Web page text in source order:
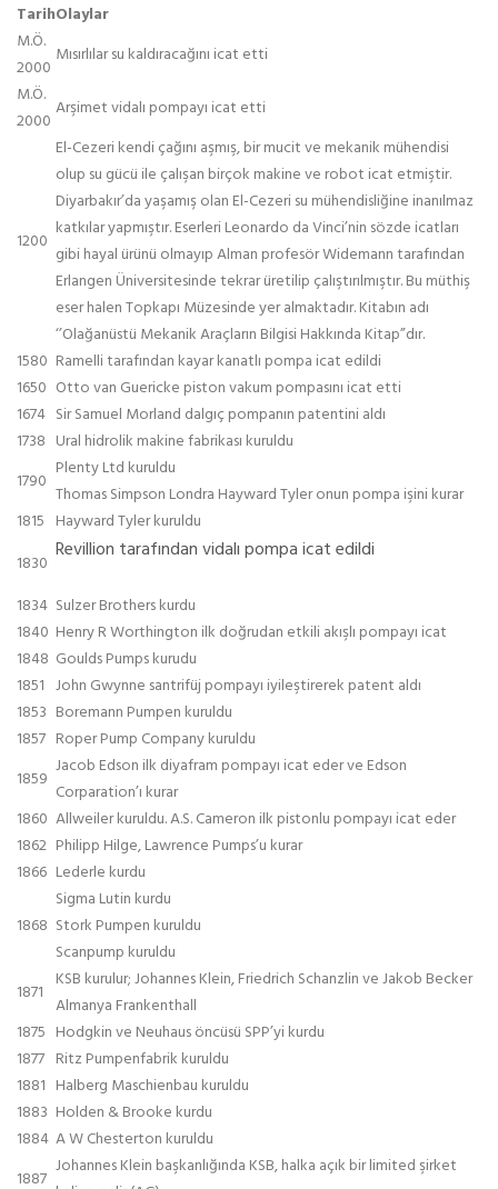
TarihOlaylar
M.Ö.
2000
Mısırlılar su kaldıracağını icat etti
M.Ö.
2000
Arşimet vidalı pompayı icat etti
1200
El-Cezeri kendi çağını aşmış, bir mucit ve mekanik mühendisi
olup su gücü ile çalışan birçok makine ve robot icat etmiştir.
Diyarbakır’da yaşamış olan El-Cezeri su mühendisliğine inanılmaz
katkılar yapmıştır. Eserleri Leonardo da Vinci’nin sözde icatları
gibi hayal ürünü olmayıp Alman profesör Widemann tarafından
Erlangen Üniversitesinde tekrar üretilip çalıştırılmıştır. Bu müthiş
eser halen Topkapı Müzesinde yer almaktadır. Kitabın adı
‘’Olağanüstü Mekanik Araçların Bilgisi Hakkında Kitap”dır.
1580 Ramelli tarafından kayar kanatlı pompa icat edildi
1650 Otto van Guericke piston vakum pompasını icat etti
1674 Sir Samuel Morland dalgıç pompanın patentini aldı
1738 Ural hidrolik makine fabrikası kuruldu
1790
Plenty Ltd kuruldu
Thomas Simpson Londra Hayward Tyler onun pompa işini kurar
1815 Hayward Tyler kuruldu
1830 Revillion tarafından vidalı pompa icat edildi
1834 Sulzer Brothers kurdu
1840 Henry R Worthington ilk doğrudan etkili akışlı pompayı icat
1848 Goulds Pumps kurudu
1851 John Gwynne santrifüj pompayı iyileştirerek patent aldı
1853 Boremann Pumpen kuruldu
1857 Roper Pump Company kuruldu
1859
Jacob Edson ilk diyafram pompayı icat eder ve Edson
Corparation’ı kurar
1860 Allweiler kuruldu. A.S. Cameron ilk pistonlu pompayı icat eder
1862 Philipp Hilge, Lawrence Pumps’u kurar
1866 Lederle kurdu
1868
Sigma Lutin kurdu
Stork Pumpen kuruldu
Scanpump kuruldu
1871
KSB kurulur; Johannes Klein, Friedrich Schanzlin ve Jakob Becker
Almanya Frankenthall
1875 Hodgkin ve Neuhaus öncüsü SPP’yi kurdu
1877 Ritz Pumpenfabrik kuruldu
1881 Halberg Maschienbau kuruldu
1883 Holden & Brooke kurdu
1884 A W Chesterton kuruldu
1887
Johannes Klein başkanlığında KSB, halka açık bir limited şirket